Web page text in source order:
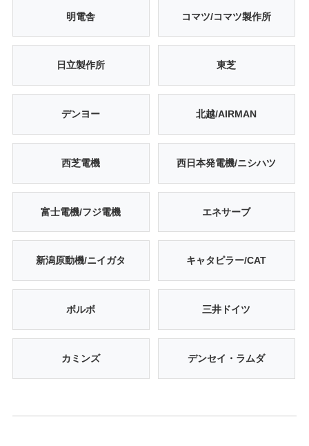
明電舎 コマツ/コマツ製作所
日立製作所 東芝
デンヨー 北越/AIRMAN
西芝電機 西日本発電機/ニシハツ
富士電機/フジ電機 エネサーブ
新潟原動機/ニイガタ キャタピラー/CAT
ボルボ 三井ドイツ
カミンズ デンセイ・ラムダ